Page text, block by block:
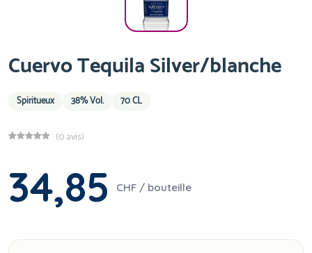
Cuervo Tequila Silver/blanche
Spiritueux 38% Vol. 70 CL
(0 avis)
34,85 CHF / bouteille